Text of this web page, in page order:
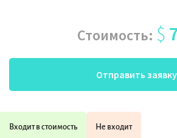
Стоимость: $
Отправить заявку
Входит в стоимость Не входит